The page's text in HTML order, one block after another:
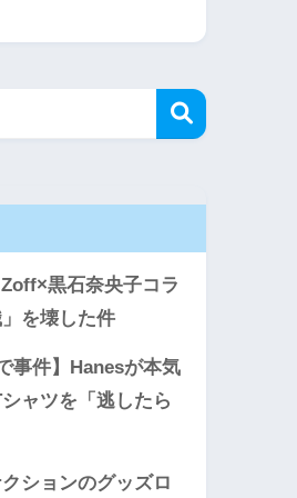
Zoff×黒石奈央子コラ
を壊した件
事件】Hanesが本気
ャツを「逃したら
ションのグッズロ